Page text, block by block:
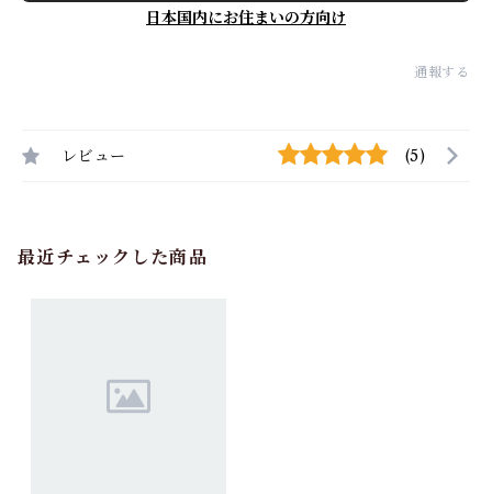
日本国内にお住まいの方向け
通報する
レビュー (5)
最近チェックした商品